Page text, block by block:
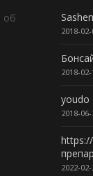
об
2018-
2018-
youdo
2018-
2022-